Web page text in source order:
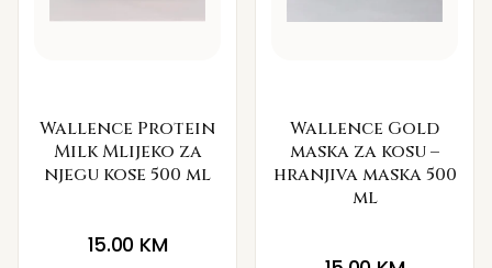
Wallence Protein
Milk Mlijeko za
njegu kose 500 ml
15.00 KM
Wallence Gold
maska za kosu –
hranjiva maska 500
ml